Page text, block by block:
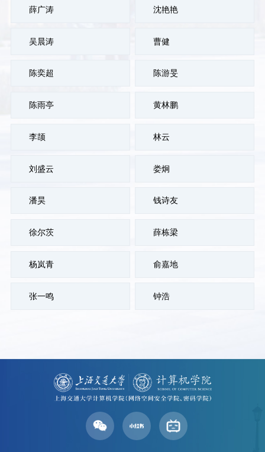
薛广涛 沈艳艳
吴晨涛 曹健
陈奕超 陈游旻
陈雨亭 黄林鹏
李颉 林云
刘盛云 娄炯
潘昊 钱诗友
徐尔茨 薛栋梁
杨岚青 俞嘉地
张一鸣 钟浩